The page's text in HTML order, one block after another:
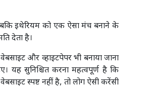
इथेरियम को एक ऐसा मंच बनाने के
देता है।
और व्हाइटपेपर भी बनाया जाना
यह सुनिश्चित करना महत्वपूर्ण है कि
स्पष्ट नहीं है, तो लोग ऐसी करेंसी